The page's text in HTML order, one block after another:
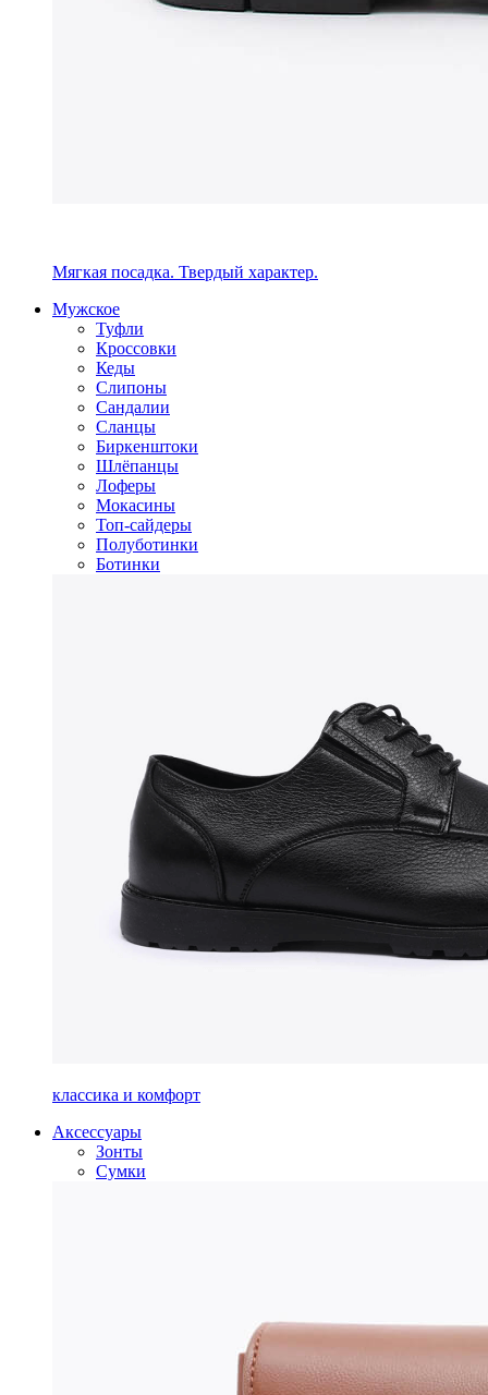
Мягкая посадка. Твердый характер.
Мужское
Туфли
Кроссовки
Кеды
Слипоны
Сандалии
Сланцы
Биркенштоки
Шлёпанцы
Лоферы
Мокасины
Топ-сайдеры
Полуботинки
Ботинки
классика и комфорт
Аксессуары
Зонты
Сумки